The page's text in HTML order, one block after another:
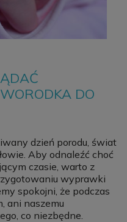
DO
dzień porodu, świat
Aby odnaleźć choć
czasie, warto z
wyprawki
spokojni, że podczas
ani naszemu
co niezbędne.